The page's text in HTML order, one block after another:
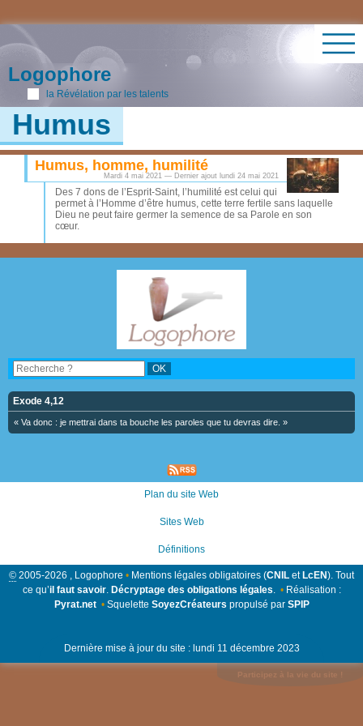
Logophore
la Révélation par les talents
Humus
Humus, homme, humilité
Mardi 4 mai 2021 — Dernier ajout lundi 24 mai 2021
Des 7 dons de l’Esprit-Saint, l’humilité est celui qui
permet à l’Homme d’être humus, cette terre fertile sans laquelle
Dieu ne peut faire germer la semence de sa Parole en son
cœur.
Exode 4,12
« Va donc : je mettrai dans ta bouche les paroles que tu devras dire. »
Plan du site Web
Sites Web
Définitions
© 2005-2026 , Logophore • Mentions légales obligatoires (CNIL etLcEN). Tout
ce qu’il faut savoir. Décryptage des obligations légales • Réalisation :
Pyrat.net •Squelette SoyezCréateurs propulsé par SPIP
Dernière mise à jour du site : lundi 11 décembre 2023
Participez à la vie du site !